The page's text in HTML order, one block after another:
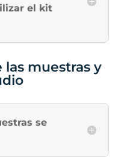
el kit
las muestras y
se